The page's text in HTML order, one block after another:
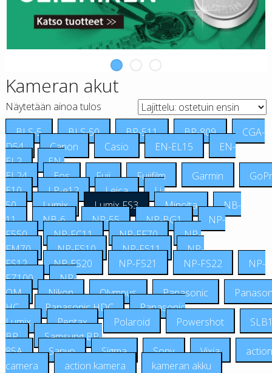
Kameran akut
Näytetään ainoa tulos
BLS-5
BLS-50 BP-511 BP-809
CGA-
D54
Canon Casio EN-EL15
EN-
EL2
EN-
EL24
Eos Fuji Fujifilm Garmin
E10
LP-e12 Leica
Li-
50
Lumix Lumix FS3 Minolta
NB-
11
NB-6 NP-55 NP-BG1
NP-
F550
NP-FC11 NP-FF70
NP-
FM70
NP-FS10 NP-FS11
NP-
FS12
NP-FS20 NP-FS21 NP-FS22
NP-
FZ100
NP-
QM
Nikon Olympus Panasonic
HC
Panasonic HDC
Panasonic
Lumix
Pentax Polaroid Powershot
BP
Samsung BP-
85A
Sanyo Sigma Sony Vixia
action
camera
action kamera kameran akku